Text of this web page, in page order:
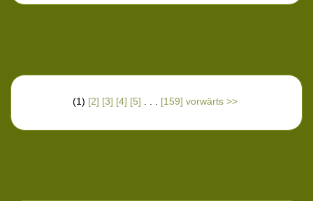
(1) [2] [3] [4] [5] . . . [159] vorwärts >>